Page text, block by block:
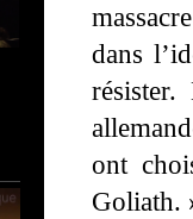
dans
ont
Goliath.